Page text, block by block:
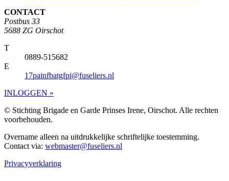
CONTACT
Postbus 33
5688 ZG Oirschot
T
0889-515682
E
17painfbatgfpi@fuseliers.nl
INLOGGEN »
© Stichting Brigade en Garde Prinses Irene, Oirschot. Alle rechten
voorbehouden.
Overname alleen na uitdrukkelijke schriftelijke toestemming.
Contact via: webmaster@fuseliers.nl
Privacyverklaring